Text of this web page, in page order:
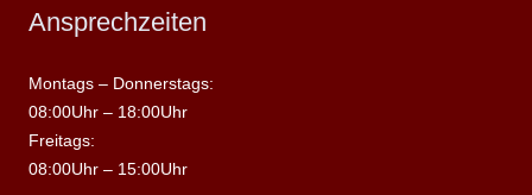
Ansprechzeiten
Montags – Donnerstags:
08:00Uhr – 18:00Uhr
Freitags:
08:00Uhr – 15:00Uhr